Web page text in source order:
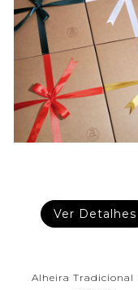
Ver Detalhes
Alheira Tradicional